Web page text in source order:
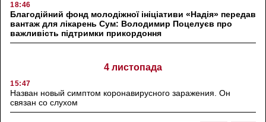
18:46
Благодійний фонд молодіжної ініціативи «Надія» передав
вантаж для лікарень Сум: Володимир Поцелуєв про
важливість підтримки прикордоння
4 листопада
15:47
Назван новый симптом коронавирусного заражения. Он
связан со слухом